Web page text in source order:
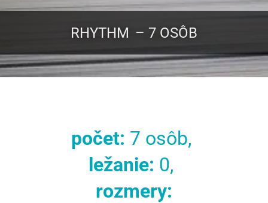
RHYTHM – 7 OSÔB
počet: 7 osôb,
ležanie: 0,
rozmery: